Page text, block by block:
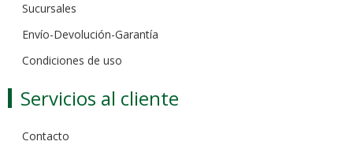
Sucursales
Envío-Devolución-Garantía
Condiciones de uso
Servicios al cliente
Contacto